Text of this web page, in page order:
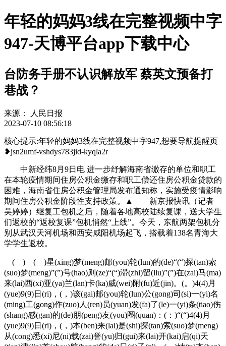
年轻的妈妈3线在完整视频中字
947-天博平台app下载中心
台防务手册不认识解放军 蔡英文预备打
巷战？
来源：
人民日报
2023-07-10 08:56:18
核心提示:年轻的妈妈3线在完整视频中字947,想要导航提醒页
❥jsn2umf-vshdys783jid-kyqla2r
中新经纬8月9日电 进一步纾解海南省缴存的单位和职工
在本轮疫情期间住房公积金缴存和职工偿还住房公积金贷款的
困难，海南省住房公积金管理局发布通知称，实施受疫情影响
期间住房公积金阶段性支持政策。▲ 新京报快讯（记者
吴婷婷）继复工包机之后，随着各地高校陆续复课，送大学生
们返校的“返校复课”包机悄然“上线”。今天，东航两架包机分
别从武汉天河机场和西安咸阳机场起飞，搭载着138名青海大
学学生返校。
( ) ( )星(xing)梦(meng)邮(you)轮(lun)的(de)“(“)探(tan)索
(suo)梦(meng)”(”)号(hao)则(ze)“(“)滞(zhi)留(liu)”(”)在(zai)马(ma)
来(lai)西(xi)亚(ya)兰(lan)卡(ka)威(wei)附(fu)近(jin)。(。)4(4)月
(yue)9(9)日(ri)，(，)该(gai)邮(you)轮(lun)公(gong)司(si)一(yi)名
(ming)工(gong)作(zuo)人(ren)员(yuan)发(fa)了(le)一(yi)条(tiao)伤
(shang)感(gan)的(de)朋(peng)友(you)圈(quan)：(：)“(“)4(4)月
(yue)9(9)日(ri)，(，)本(ben)来(lai)是(shi)探(tan)索(suo)梦(meng)
从(cong)悉(xi)尼(ni)载(zai)誉(yu)归(gui)来(lai)开(kai)启(qi)天